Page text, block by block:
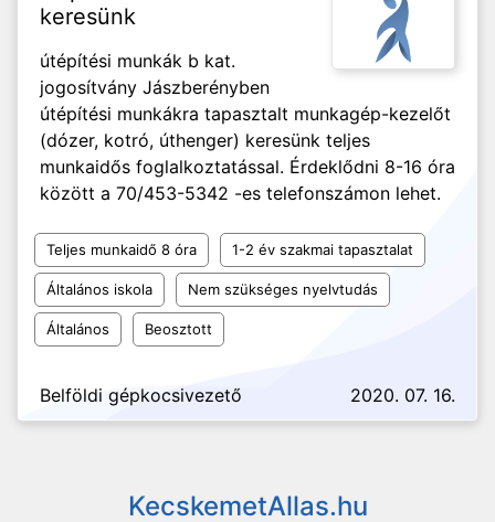
keresünk
útépítési munkák b kat.
jogosítvány Jászberényben
útépítési munkákra tapasztalt munkagép-kezelőt
(dózer, kotró, úthenger) keresünk teljes
munkaidős foglalkoztatással. Érdeklődni 8-16 óra
között a 70/453-5342 -es telefonszámon lehet.
Teljes munkaidő 8 óra 1-2 év szakmai tapasztalat
Általános iskola Nem szükséges nyelvtudás
Általános Beosztott
Belföldi gépkocsivezető 2020. 07. 16.
KecskemetAllas.hu